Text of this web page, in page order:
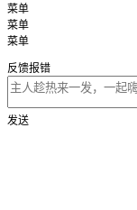
菜单
菜单
菜单
反馈报错
发送